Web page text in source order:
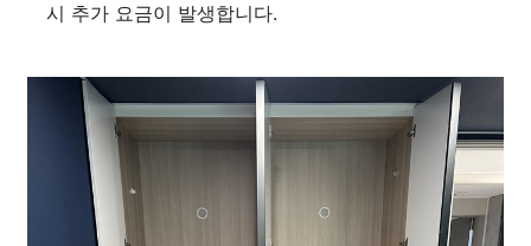
시 추가 요금이 발생합니다.